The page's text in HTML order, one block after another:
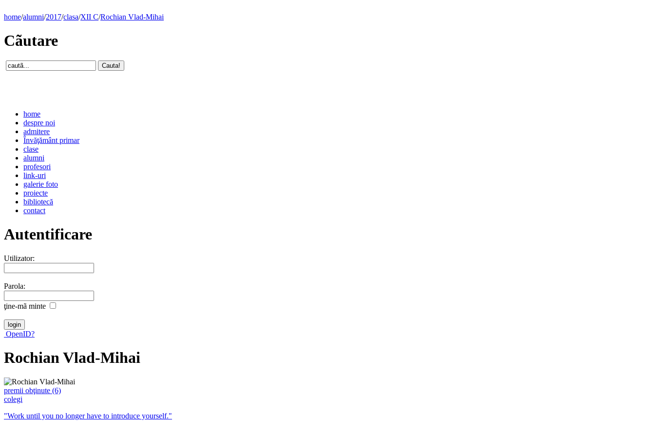
home/alumni/2017/clasa/XII C/Rochian Vlad-Mihai
Cãutare
home
despre noi
admitere
Învăţământ primar
clase
alumni
profesori
link-uri
galerie foto
proiecte
bibliotecă
contact
Autentificare
Utilizator:
Parola:
ţine-mã minte
OpenID?
Rochian Vlad-Mihai
premii obţinute (6)
colegi
"Work until you no longer have to introduce yourself."